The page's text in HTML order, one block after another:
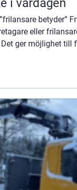
i vardagen
betyder”
eller
ger möjlighet till